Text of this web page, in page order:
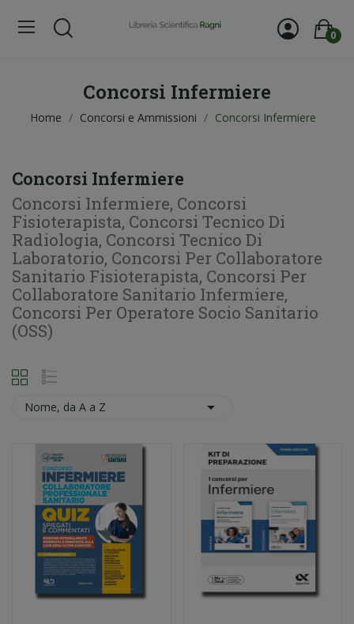
0
Concorsi Infermiere
Home Concorsi e Ammissioni Concorsi Infermiere
Concorsi Infermiere
Concorsi Infermiere, Concorsi
Fisioterapista, Concorsi Tecnico Di
Radiologia, Concorsi Tecnico Di
Laboratorio, Concorsi Per Collaboratore
Sanitario Fisioterapista, Concorsi Per
Collaboratore Sanitario Infermiere,
Concorsi Per Operatore Socio Sanitario
(OSS)
Nome, da A a Z 